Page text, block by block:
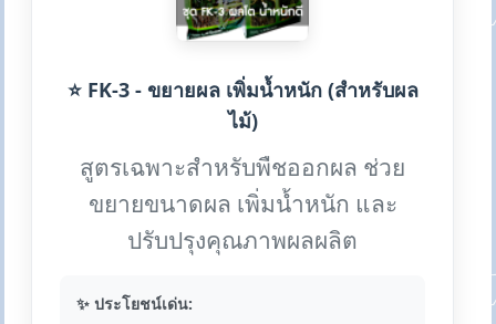
⭐ FK-3 - ขยายผล เพิ่มน้ำหนัก (สำหรับผล
ไม้)
สูตรเฉพาะสำหรับพืชออกผล ช่วย
ขยายขนาดผล เพิ่มน้ำหนัก และ
ปรับปรุงคุณภาพผลผลิต
✨ ประโยชน์เด่น: